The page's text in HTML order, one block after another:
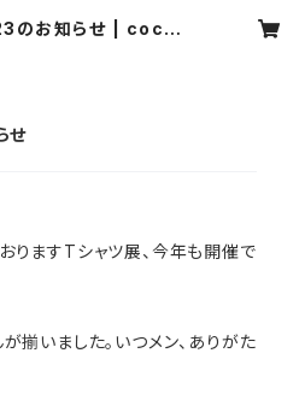
のお知らせ | cocoa
せ
りますTシャツ展、今年も開催で
揃いました。いつメン、ありがた